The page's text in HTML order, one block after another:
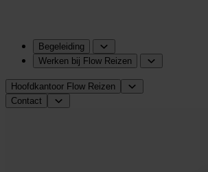
Begeleiding
Werken bij Flow Reizen
Hoofdkantoor Flow Reizen
Contact